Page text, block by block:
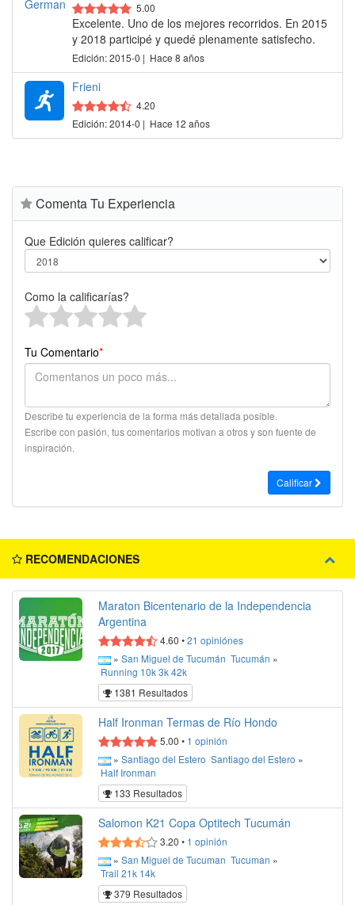
5.00
Excelente. Uno de los mejores recorridos. En 2015
y 2018 participé y quedé plenamente satisfecho.
Edición: 2015-0 | Hace 8 años
Frieni
4.20
Edición: 2014-0 | Hace 12 años
Comenta Tu Experiencia
Que Edición quieres calificar?
Como la calificarías?
Tu Comentario*
Describe tu experiencia de la forma más detallada posible.
Escribe con pasión, tus comentarios motivan a otros y son fuente de
inspiración.
Calificar
RECOMENDACIONES
Maraton Bicentenario de la Independencia
Argentina
4.60 •21 opiniónes
» San Miguel de Tucumán Tucumán »
Running 10k3k42k
1381 Resultados
Half Ironman Termas de Río Hondo
5.00 • 1 opinión
» Santiago del Estero Santiago del Estero »
Half Ironman
133 Resultados
Salomon K21 Copa Optitech Tucumán
3.20 • 1 opinión
» San Miguel de Tucuman Tucuman »
Trail 21k 14k
379 Resultados